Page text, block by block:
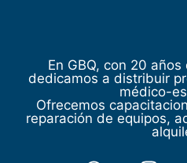
En GBQ, con 20
dedicamos a distribuir
médico-
Ofrecemos
reparación de equipos,